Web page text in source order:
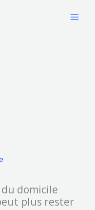
du domicile
plus rester